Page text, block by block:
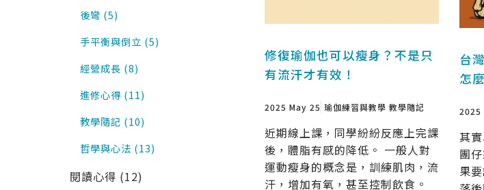
後彎 (5)
手平衡與倒立 (5)
經營成長 (8)
進修心得 (11)
教學隨記 (10)
哲學與心法 (13)
閱讀心得 (12)
修復瑜伽也可以瘦身？不是只
有流汗才有效！
2025 May 25 瑜伽練習與教學 教學隨記
近期線上課，同學紛紛反應上完課
後，體脂有感的降低。 一般人對
運動瘦身的概念是，訓練肌肉，流
汗，增加有氧，甚至控制飲食。
台
怎
2025
其
團
果